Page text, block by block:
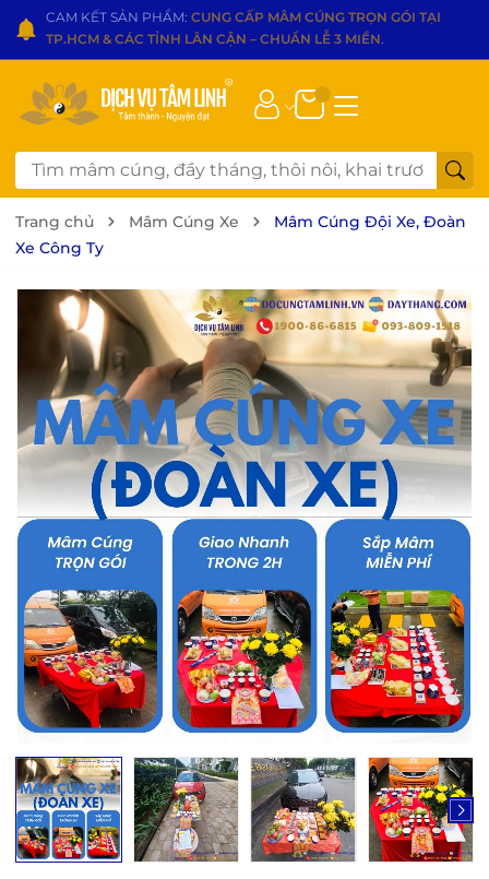
CAM KẾT SẢN PHẨM: CUNG CẤP MÂM CÚNG TRỌN GÓI TẠI
TP.HCM & CÁC TỈNH LÂN CẬN – CHUẨN LỄ 3 MIỀN.
Trang chủ Mâm Cúng Xe
Mâm Cúng Đội Xe, Đoàn
Xe Công Ty